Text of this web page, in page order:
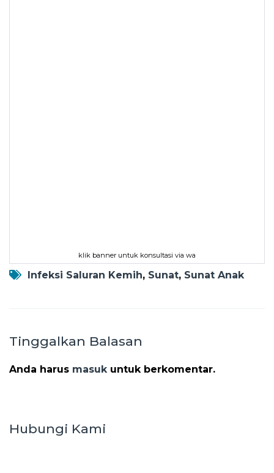
klik banner untuk konsultasi via wa
Infeksi Saluran Kemih, Sunat, Sunat Anak
Tinggalkan Balasan
Anda harus masukuntuk berkomentar.
Hubungi Kami